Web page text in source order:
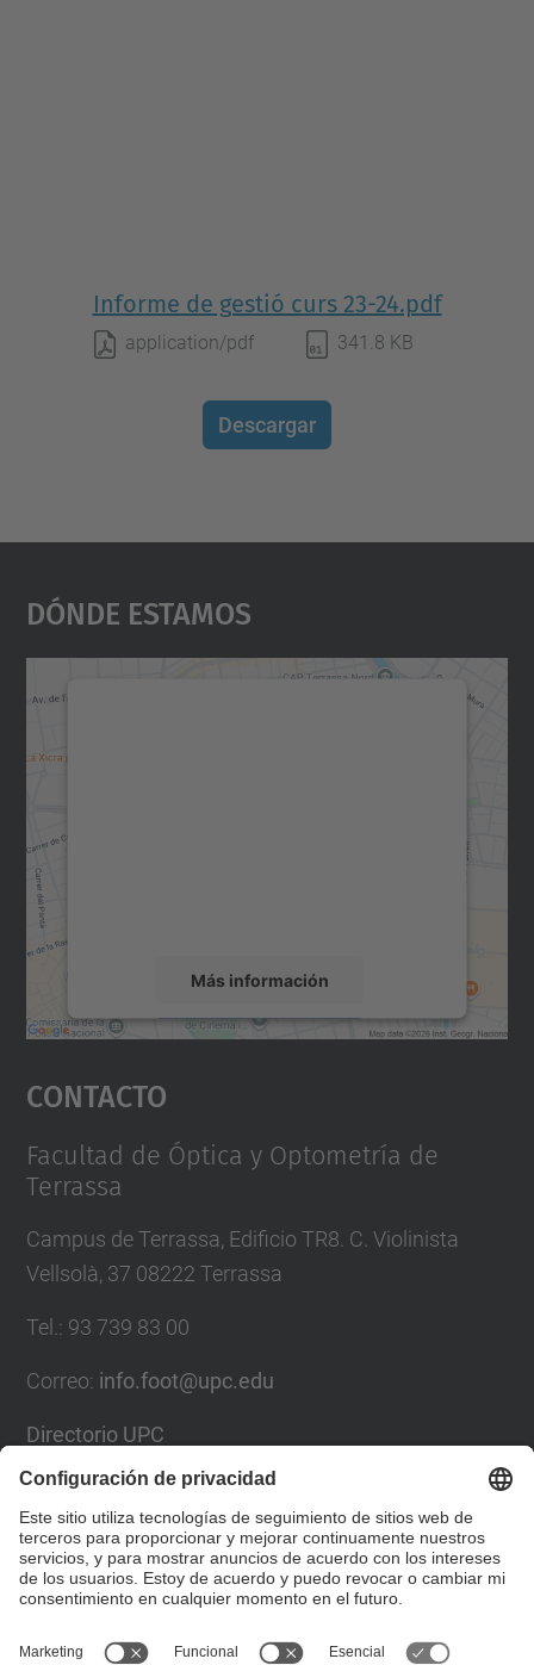
Informe de gestió curs 23-24.pdf
application/pdf 341.8 KB
Descargar
Dónde Estamos
Más información
Aceptar
powered by
Contacto
Facultad de Óptica y Optometría de
Terrassa
Campus de Terrassa, Edificio TR8. C. Violinista
Vellsolà, 37 08222 Terrassa
Tel. : 93 739 83 00
Correo: info.foot@upc.edu
Directorio UPC
Formulario de contacto
Lista Redes Sociales